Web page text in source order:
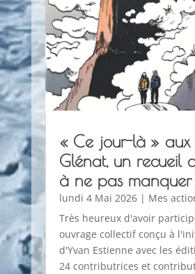
« Ce jour-là » aux
Glénat, un recueil
à ne pas manquer
lundi 4 Mai 2026| Mes
Très heureux d'avoir
ouvrage collectif conçu à
d'Yvan Estienne avec les
24 contributrices et